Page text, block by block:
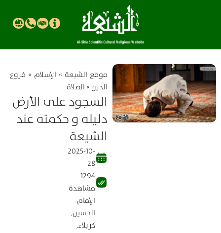
موقع الشیعة» الإسلام » فروع
الدين » الصلاة
السجود على الأرض
دليله و حكمته عند
الشيعة
2025-10-
28
1294
مشاهدة
الإمام
الحسين,
كربلاء,